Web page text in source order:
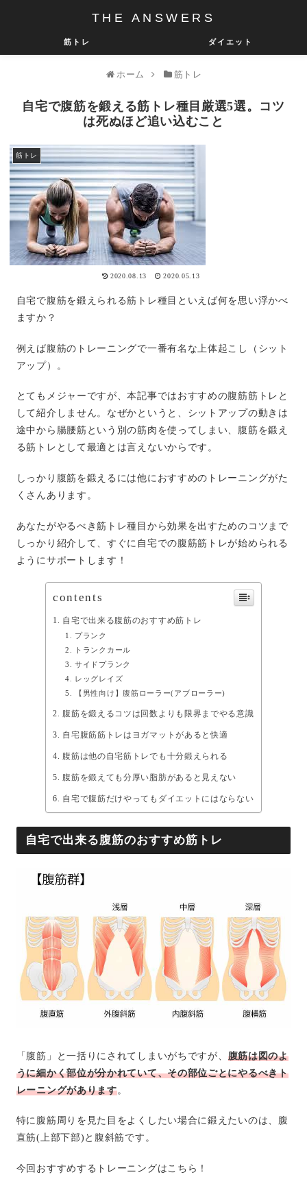
THE ANSWERS
筋トレ ダイエット
ホーム 筋トレ
自宅で腹筋を鍛える筋トレ種目厳選5選。コツ
は死ぬほど追い込むこと
筋トレ
2020.08.13 2020.05.13
自宅で腹筋を鍛えられる筋トレ種目といえば何を思い浮かべ
ますか？
例えば腹筋のトレーニングで一番有名な上体起こし（シット
アップ）。
とてもメジャーですが、本記事ではおすすめの腹筋筋トレと
して紹介しません。なぜかというと、シットアップの動きは
途中から腸腰筋という別の筋肉を使ってしまい、腹筋を鍛え
る筋トレとして最適とは言えないからです。
しっかり腹筋を鍛えるには他におすすめのトレーニングがた
くさんあります。
あなたがやるべき筋トレ種目から効果を出すためのコツまで
しっかり紹介して、すぐに自宅での腹筋筋トレが始められる
ようにサポートします！
contents
自宅で出来る腹筋のおすすめ筋トレ
プランク
トランクカール
サイドプランク
レッグレイズ
【男性向け】腹筋ローラー(アブローラー)
腹筋を鍛えるコツは回数よりも限界までやる意識
自宅腹筋筋トレはヨガマットがあると快適
腹筋は他の自宅筋トレでも十分鍛えられる
腹筋を鍛えても分厚い脂肪があると見えない
自宅で腹筋だけやってもダイエットにはならない
自宅で出来る腹筋のおすすめ筋トレ
「腹筋」と一括りにされてしまいがちですが、 腹筋は図のよ
うに細かく部位が分かれていて、その部位ごとにやるべきト
レーニングがあります。
特に腹筋周りを見た目をよくしたい場合に鍛えたいのは、腹
直筋(上部下部)と腹斜筋です。
今回おすすめするトレーニングはこちら！